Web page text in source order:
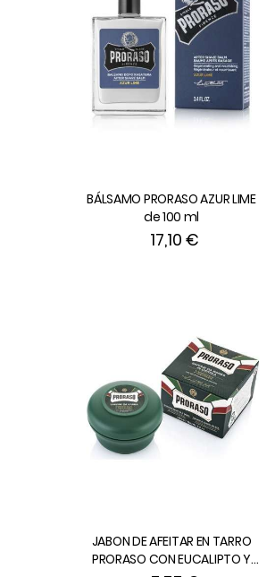
BÁLSAMO PRORASO AZUR LIME
de 100 ml
17,10 €
JABON DE AFEITAR EN TARRO
PRORASO CON EUCALIPTO Y